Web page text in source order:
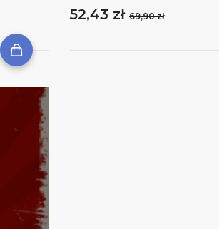
52,43 zł 69,90 zł